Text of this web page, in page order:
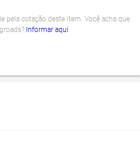
pela cotação deste item. Você acha que
Informar aqui